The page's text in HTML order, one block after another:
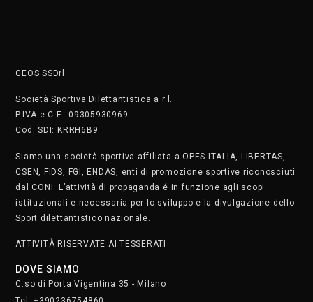
messaggi
Cookie Policy
Privacy Policy
SAFEGUARDING
• Lunedì e martedì dalle 8.30 alle 22.30
• Mercoledì e giovedì dalle 8.30 alle 21.30
• Venerdì dalle 8.30 alle 19
• Sabato dalle 9 alle 17
STAFF